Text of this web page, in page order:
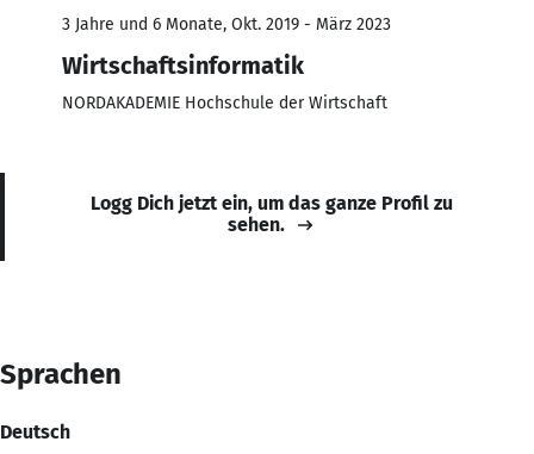
3 Jahre und 6 Monate, Okt. 2019 - März 2023
Wirtschaftsinformatik
NORDAKADEMIE Hochschule der Wirtschaft
Logg Dich jetzt ein, um das ganze Profil zu
sehen.
Sprachen
Deutsch